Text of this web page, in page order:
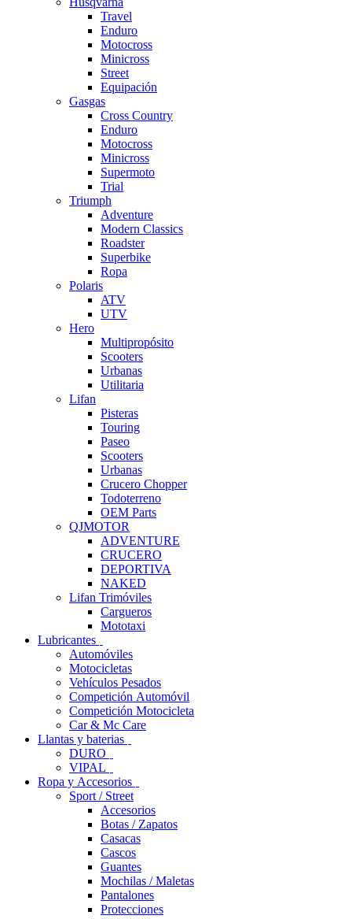
Travel
Enduro
Motocross
Minicross
Street
Equipación
Gasgas
Cross Country
Enduro
Motocross
Minicross
Supermoto
Trial
Triumph
Adventure
Modern Classics
Roadster
Superbike
Ropa
Polaris
ATV
UTV
Hero
Multipropósito
Scooters
Urbanas
Utilitaria
Lifan
Pisteras
Touring
Paseo
Scooters
Urbanas
Crucero Chopper
Todoterreno
OEM Parts
QJMOTOR
ADVENTURE
CRUCERO
DEPORTIVA
NAKED
Lifan Trimóviles
Cargueros
Mototaxi
Lubricantes
Automóviles
Motocicletas
Vehículos Pesados
Competición Automóvil
Competición Motocicleta
Car & Mc Care
Llantas y baterias
DURO
VIPAL
Ropa y Accesorios
Sport / Street
Accesorios
Botas / Zapatos
Casacas
Cascos
Guantes
Mochilas / Maletas
Pantalones
Protecciones